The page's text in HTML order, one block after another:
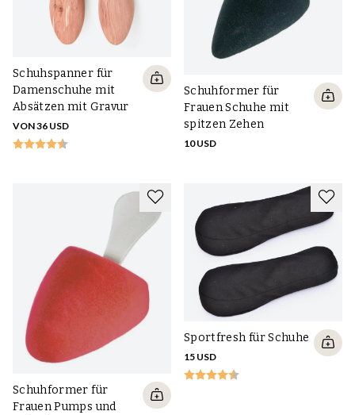
Schuhspanner für
Damenschuhe mit
Absätzen mit Gravur
VON 36 USD
Schuhformer für
Frauen Schuhe mit
spitzen Zehen
10 USD
Schuhformer für
Frauen Pumps und
Sportfresh für Schuhe
15 USD